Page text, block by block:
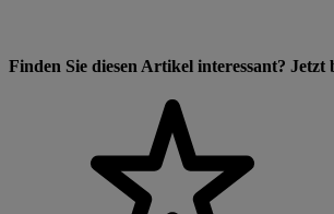
Finden Sie diesen Artikel interessant? Jetzt